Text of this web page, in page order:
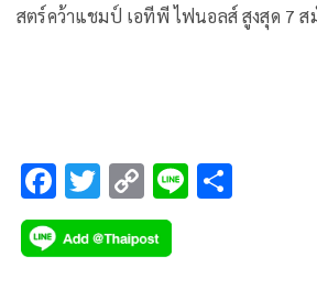
สตร์คว้าแชมป์ เอทีพี ไฟนอลส์ สูงสุด 7 ส
F
ac
e
T
wi
tt
C
o
p
Li